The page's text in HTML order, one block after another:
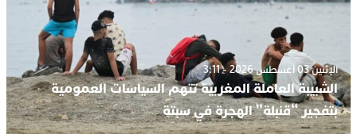
الإثنين 03 أغسطس 2026 - 3:11
الشبيبة العاملة المغربية تتهم السياسات العمومية
بتفجير “قنبلة” الهجرة في سبتة